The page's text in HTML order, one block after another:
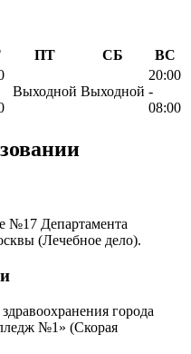
ПТ СБ ВС
Выходной Выходной
20:00
-
08:00
№17 Департамента
(Лечебное дело).
города
№1» (Скорая